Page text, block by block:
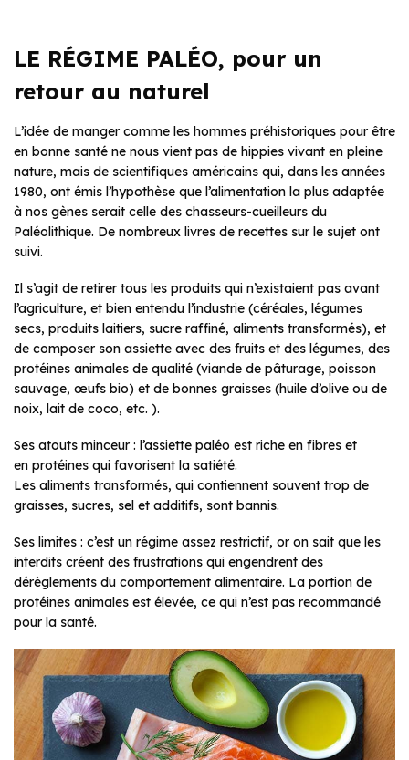
LE RÉGIME PALÉO, pour un
retour au naturel
L’idée de manger comme les hommes préhistoriques pour être
en bonne santé ne nous vient pas de hippies vivant en pleine
nature, mais de scientifiques américains qui, dans les années
1980, ont émis l’hypothèse que l’alimentation la plus adaptée
à nos gènes serait celle des chasseurs-cueilleurs du
Paléolithique. De nombreux livres de recettes sur le sujet ont
suivi.
Il s’agit de retirer tous les produits qui n’existaient pas avant
l’agriculture, et bien entendu l’industrie (céréales, légumes
secs, produits laitiers, sucre raffiné, aliments transformés), et
de composer son assiette avec des fruits et des légumes, des
protéines animales de qualité (viande de pâturage, poisson
sauvage, œufs bio) et de bonnes graisses (huile d’olive ou de
noix, lait de coco, etc. ).
Ses atouts minceur : l’assiette paléo est riche en fibres et
en protéines qui favorisent la satiété.
Les aliments transformés, qui contiennent souvent trop de
graisses, sucres, sel et additifs, sont bannis.
Ses limites : c’est un régime assez restrictif, or on sait que les
interdits créent des frustrations qui engendrent des
dérèglements du comportement alimentaire. La portion de
protéines animales est élevée, ce qui n’est pas recommandé
pour la santé.